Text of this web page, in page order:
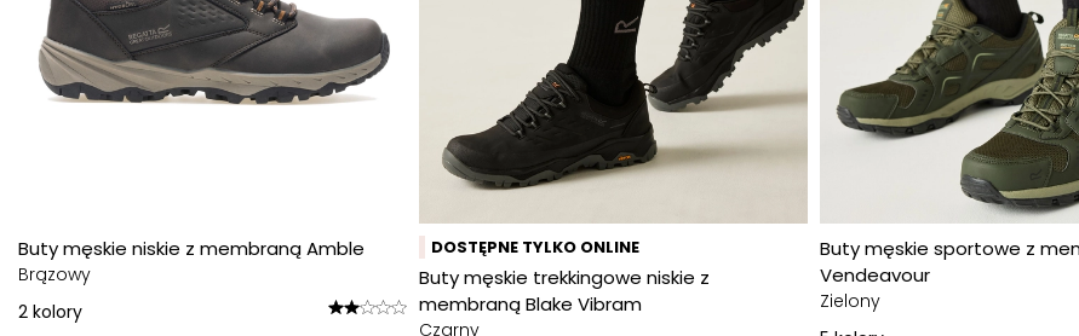
Buty męskie niskie z membraną Amble
Brązowy
2 kolory
DOSTĘPNE TYLKO ONLINE
Buty męskie trekkingowe niskie z
membraną Blake Vibram
Czarny
Buty męskie sportowe z
Vendeavour
Zielony